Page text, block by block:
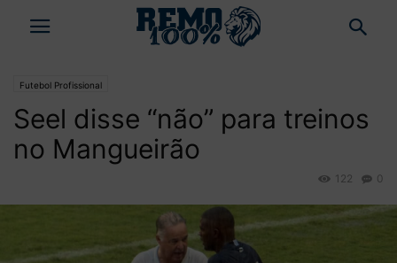
Futebol Profissional
Seel disse “não” para treinos
no Mangueirão
0
122